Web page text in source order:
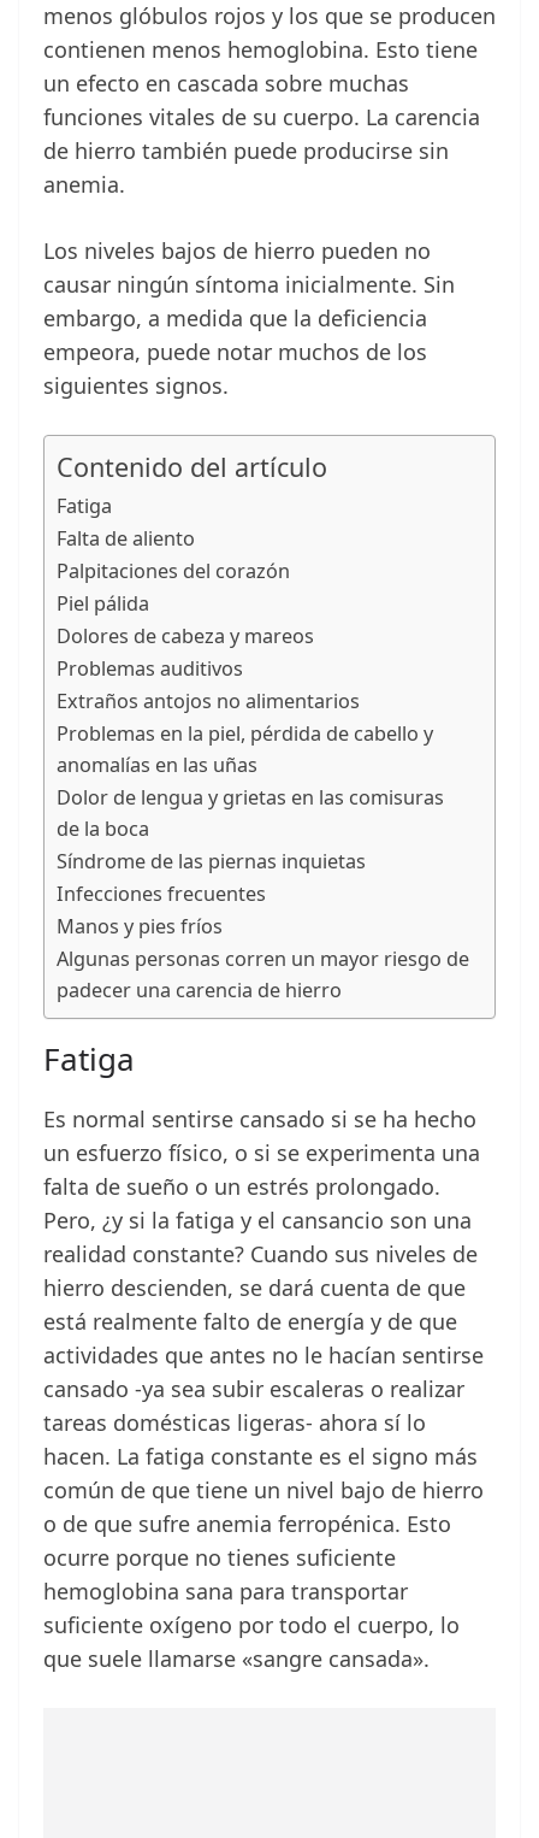
menos glóbulos rojos y los que se producen
contienen menos hemoglobina. Esto tiene
un efecto en cascada sobre muchas
funciones vitales de su cuerpo. La carencia
de hierro también puede producirse sin
anemia.
Los niveles bajos de hierro pueden no
causar ningún síntoma inicialmente. Sin
embargo, a medida que la deficiencia
empeora, puede notar muchos de los
siguientes signos.
Contenido del artículo
Fatiga
Falta de aliento
Palpitaciones del corazón
Piel pálida
Dolores de cabeza y mareos
Problemas auditivos
Extraños antojos no alimentarios
Problemas en la piel, pérdida de cabello y
anomalías en las uñas
Dolor de lengua y grietas en las comisuras
de la boca
Síndrome de las piernas inquietas
Infecciones frecuentes
Manos y pies fríos
Algunas personas corren un mayor riesgo de
padecer una carencia de hierro
Fatiga
Es normal sentirse cansado si se ha hecho
un esfuerzo físico, o si se experimenta una
falta de sueño o un estrés prolongado.
Pero, ¿y si la fatiga y el cansancio son una
realidad constante? Cuando sus niveles de
hierro descienden, se dará cuenta de que
está realmente falto de energía y de que
actividades que antes no le hacían sentirse
cansado -ya sea subir escaleras o realizar
tareas domésticas ligeras- ahora sí lo
hacen. La fatiga constante es el signo más
común de que tiene un nivel bajo de hierro
o de que sufre anemia ferropénica. Esto
ocurre porque no tienes suficiente
hemoglobina sana para transportar
suficiente oxígeno por todo el cuerpo, lo
que suele llamarse «sangre cansada».